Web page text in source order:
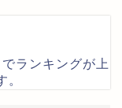
ランキングが上
。